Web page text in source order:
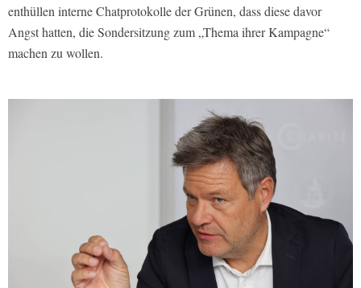
enthüllen interne Chatprotokolle der Grünen, dass diese davor
Angst hatten, die Sondersitzung zum „Thema ihrer Kampagne“
machen zu wollen.